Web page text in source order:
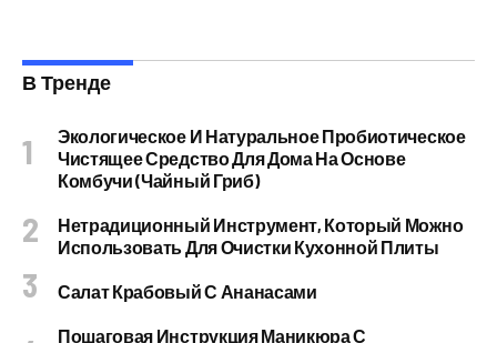
В Тренде
Экологическое И Натуральное Пробиотическое
Чистящее Средство Для Дома На Основе
Комбучи (чайный Гриб)
Нетрадиционный Инструмент, Который Можно
Использовать Для Очистки Кухонной Плиты
Салат Крабовый С Ананасами
Пошаговая Инструкция Маникюра С